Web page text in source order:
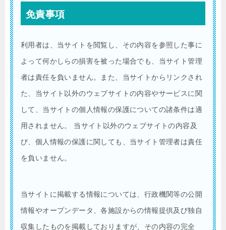
免責事項
利用者は、当サイトを閲覧し、その内容を参照した事に
よって何かしらの損害を被った場合でも、当サイト管理
者は責任を負いません。また、当サイトからリンクされ
た、当サイト以外のウェブサイトの内容やサービスに関
して、当サイトの個人情報の保護についての諸条件は適
用されません。 当サイト以外のウェブサイトの内容及
び、個人情報の保護に関しても、当サイト管理者は責任
を負いません。
当サイトに掲載する情報については、行政機関等の公開
情報やオープンデータ、各施設からの情報提供及び独自
収集したものを掲載しておりますが、その内容の完全